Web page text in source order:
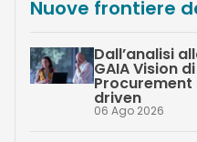
Nuove frontiere
Dall’analisi
GAIA Vision
driven
06 Ago 2026